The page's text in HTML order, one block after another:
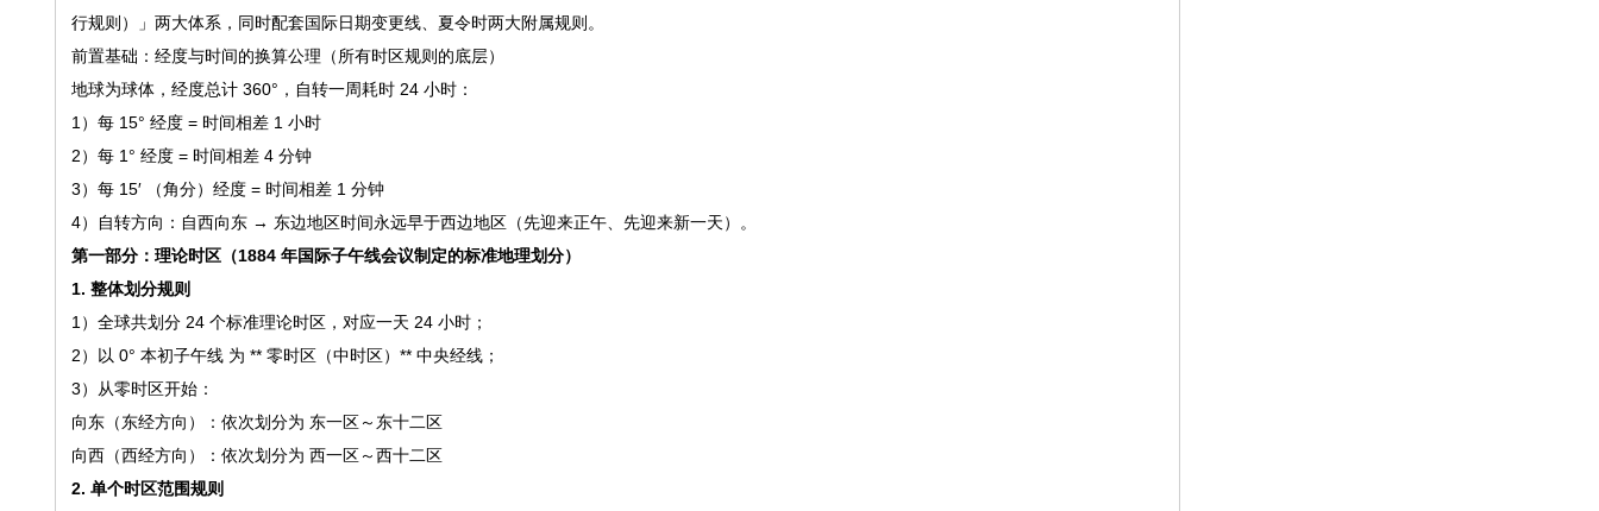
行规则）」两大体系，同时配套国际日期变更线、夏令时两大附属规则。
前置基础：经度与时间的换算公理（所有时区规则的底层）
地球为球体，经度总计 360°，自转一周耗时 24 小时：
1）每 15° 经度 = 时间相差 1 小时
2）每 1° 经度 = 时间相差 4 分钟
3）每 15′ （角分）经度 = 时间相差 1 分钟
4）自转方向：自西向东 → 东边地区时间永远早于西边地区（先迎来正午、先迎来新一天）。
第一部分：理论时区（1884 年国际子午线会议制定的标准地理划分）
1. 整体划分规则
1）全球共划分 24 个标准理论时区，对应一天 24 小时；
2）以 0° 本初子午线 为 ** 零时区（中时区）** 中央经线；
3）从零时区开始：
向东（东经方向）：依次划分为 东一区～东十二区
向西（西经方向）：依次划分为 西一区～西十二区
2. 单个时区范围规则